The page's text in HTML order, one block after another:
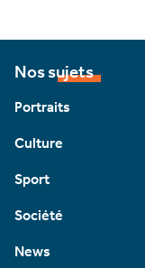
Nos sujets
Portraits
Culture
Sport
Société
News